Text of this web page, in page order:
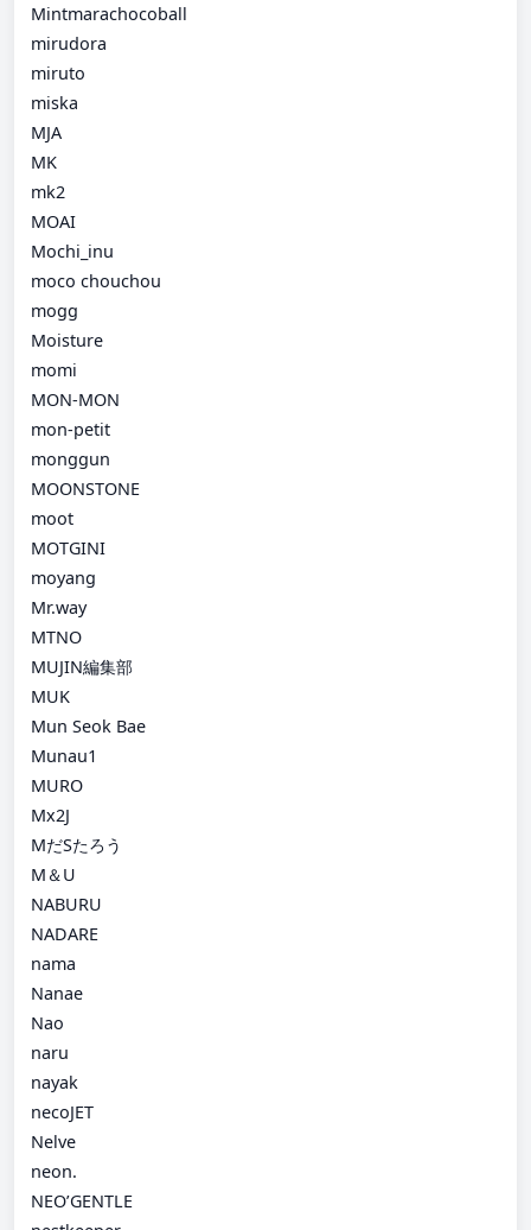
Mintmarachocoball
mirudora
miruto
miska
MJA
MK
mk2
MOAI
Mochi_inu
moco chouchou
mogg
Moisture
momi
MON-MON
mon-petit
monggun
MOONSTONE
moot
MOTGINI
moyang
Mr.way
MTNO
MUJIN編集部
MUK
Mun Seok Bae
Munau1
MURO
Mx2J
MだSたろう
M＆U
NABURU
NADARE
nama
Nanae
Nao
naru
nayak
necoJET
Nelve
neon.
NEO’GENTLE